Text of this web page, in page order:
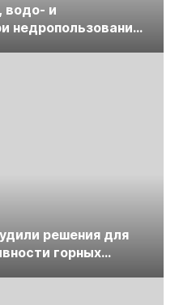
водо- и
недропользовании
решения для
горных